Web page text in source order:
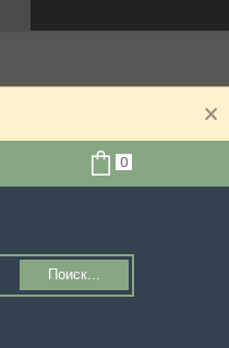
Поиск...